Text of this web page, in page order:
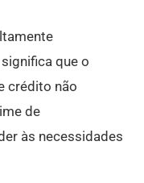
que o
crédito não
de
às necessidades